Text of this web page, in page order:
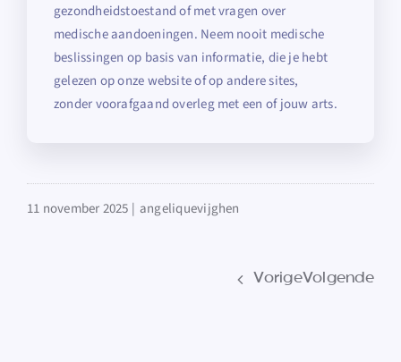
gezondheidstoestand of met vragen over
medische aandoeningen. Neem nooit medische
beslissingen op basis van informatie, die je hebt
gelezen op onze website of op andere sites,
zonder voorafgaand overleg met een of jouw arts.
11 november 2025 | angeliquevijghen
VorigeVolgende